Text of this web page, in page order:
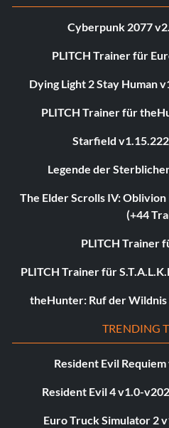
Cyberpunk 2077
PLITCH Trainer für
Dying Light 2 Stay Human
PLITCH Trainer für
Starfield
Legende der
The Elder Scrolls IV:
(+44
PLITCH Trainer
PLITCH Trainer für
theHunter: Ruf der
TRENDING
Resident Evil
Resident Evil 4 v1.0-
Euro Truck Simulator 2